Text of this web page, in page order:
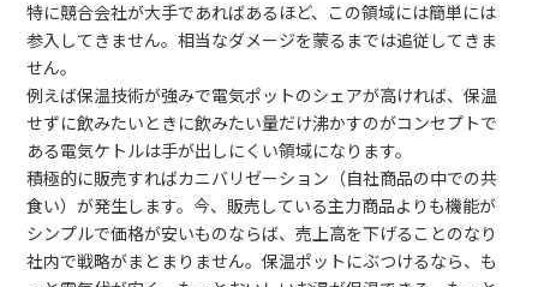
特に競合会社が大手であればあるほど、この領域には簡単には
参入してきません。相当なダメージを蒙るまでは追従してきま
せん。
例えば保温技術が強みで電気ポットのシェアが高ければ、保温
せずに飲みたいときに飲みたい量だけ沸かすのがコンセプトで
ある電気ケトルは手が出しにくい領域になります。
積極的に販売すればカニバリゼーション（自社商品の中での共
食い）が発生します。今、販売している主力商品よりも機能が
シンプルで価格が安いものならば、売上高を下げることのなり
社内で戦略がまとまりません。保温ポットにぶつけるなら、も